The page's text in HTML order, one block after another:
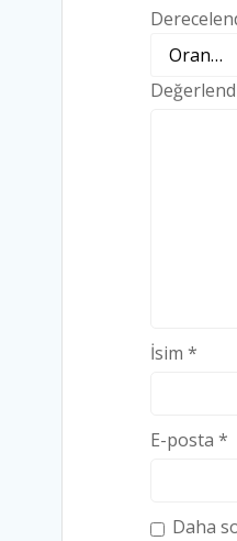
İsim *
E-posta *
Daha